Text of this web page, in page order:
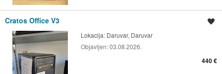
Cratos Office V3
Lokacija: Daruvar, Daruvar
Objavljen:03.08.2026.
440 €